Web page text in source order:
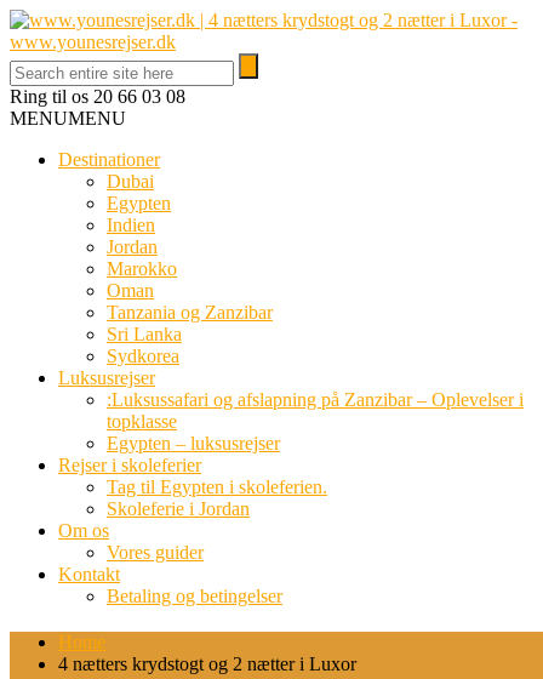
Ring til os 20 66 03 08
MENUMENU
Destinationer
Dubai
Egypten
Indien
Jordan
Marokko
Oman
Tanzania og Zanzibar
Sri Lanka
Sydkorea
Luksusrejser
:Luksussafari og afslapning på Zanzibar – Oplevelser i
topklasse
Egypten – luksusrejser
Rejser i skoleferier
Tag til Egypten i skoleferien.
Skoleferie i Jordan
Om os
Vores guider
Kontakt
Betaling og betingelser
Home
4 nætters krydstogt og 2 nætter i Luxor